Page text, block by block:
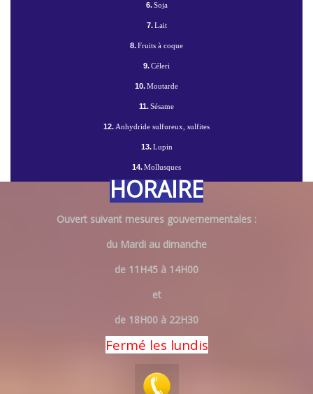
6.Soja
7.Lait
8.Fruits à coque
9.Céleri
10.Moutarde
11.Sésame
12. Anhydride sulfureux, sulfites
13.Lupin
14.Mollusques
HORAIRE
Ouvert suivant mesures gouvernementales :
du Mardi au dimanche
de 11H45 à 14H00
et
de 18H00 à 22H30
Fermé les lundis